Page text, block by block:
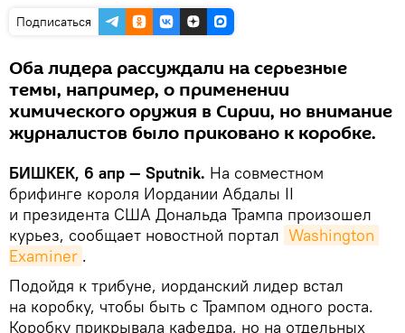
Подписаться
Оба лидера рассуждали на серьезные
темы, например, о применении
химического оружия в Сирии, но внимание
журналистов было приковано к коробке.
БИШКЕК, 6 апр — Sputnik. На совместном
брифинге короля Иордании Абдалы II
и президента США Дональда Трампа произошел
курьез, сообщает новостной портал Washington
Examiner .
Подойдя к трибуне, иорданский лидер встал
на коробку, чтобы быть с Трампом одного роста.
Коробку прикрывала кафедра, но на отдельных